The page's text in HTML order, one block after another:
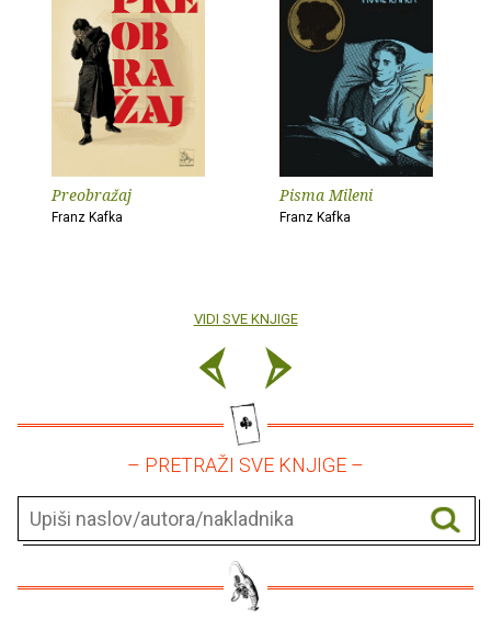
Preobražaj
Franz Kafka
Pisma Mileni
Franz Kafka
VIDI SVE KNJIGE
– PRETRAŽI SVE KNJIGE –